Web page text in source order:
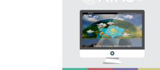
эlektrondıq bazanı
ašudıñ negіzgі maqsatı
- elіmіzdіñ
öñіrlerіndegі köše,
eldіmeken,
mekemeler men tүrlі